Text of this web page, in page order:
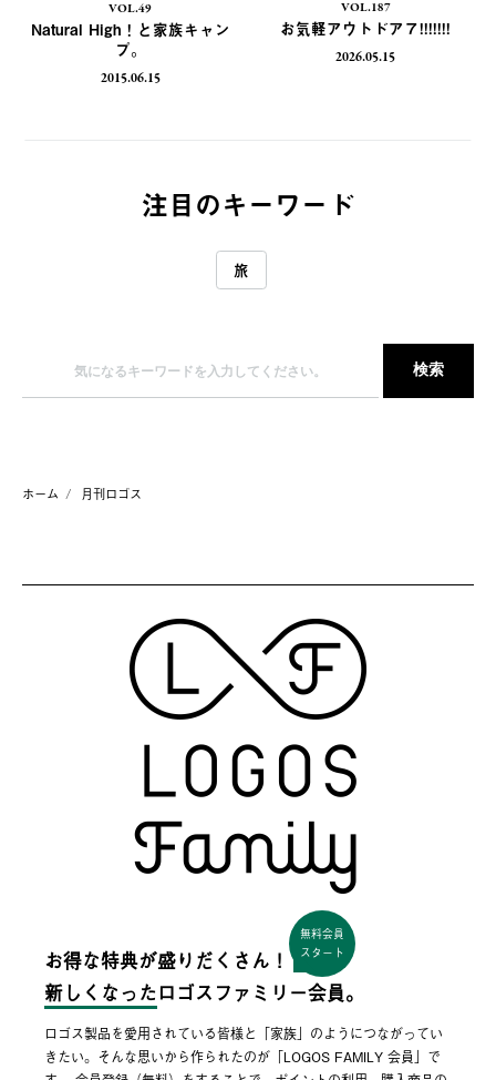
VOL.49
Natural High！と家族キャン
プ。
2015.06.15
VOL.187
お気軽アウトドア７!!!!!!!
2026.05.15
注目のキーワード
旅
ホーム 月刊ロゴス
お得な特典が盛りだくさん！
無料会員
スタート
新しくなった ロゴスファミリー会員。
ロゴス製品を愛用されている皆様と「家族」のようにつながってい
きたい。そんな思いから作られたのが「LOGOS FAMILY 会員」で